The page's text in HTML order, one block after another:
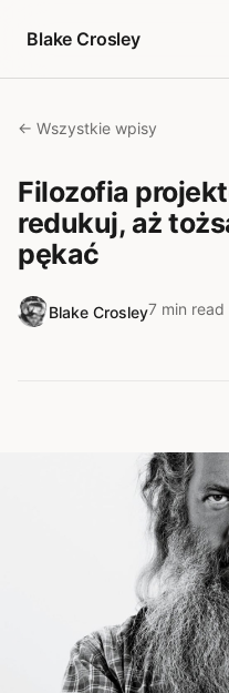
Blake Crosley
← Wszystkie wpisy
Filozofia
redukuj, aż
pękać
Blake Crosley7 min read